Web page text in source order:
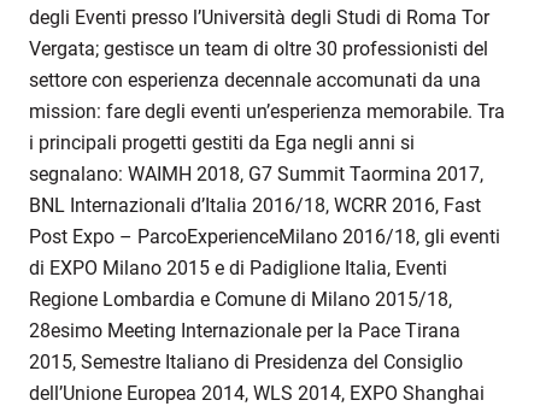
degli Eventi presso l’Università degli Studi di Roma Tor
Vergata; gestisce un team di oltre 30 professionisti del
settore con esperienza decennale accomunati da una
mission: fare degli eventi un’esperienza memorabile. Tra
i principali progetti gestiti da Ega negli anni si
segnalano: WAIMH 2018, G7 Summit Taormina 2017,
BNL Internazionali d’Italia 2016/18, WCRR 2016, Fast
Post Expo – ParcoExperienceMilano 2016/18, gli eventi
di EXPO Milano 2015 e di Padiglione Italia, Eventi
Regione Lombardia e Comune di Milano 2015/18,
28esimo Meeting Internazionale per la Pace Tirana
2015, Semestre Italiano di Presidenza del Consiglio
dell’Unione Europea 2014, WLS 2014, EXPO Shanghai